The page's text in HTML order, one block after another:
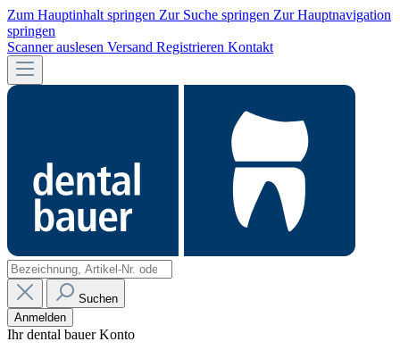
Zum Hauptinhalt springen Zur Suche springen Zur Hauptnavigation
springen
Scanner auslesen Versand Registrieren Kontakt
Suchen
Anmelden
Ihr dental bauer Konto